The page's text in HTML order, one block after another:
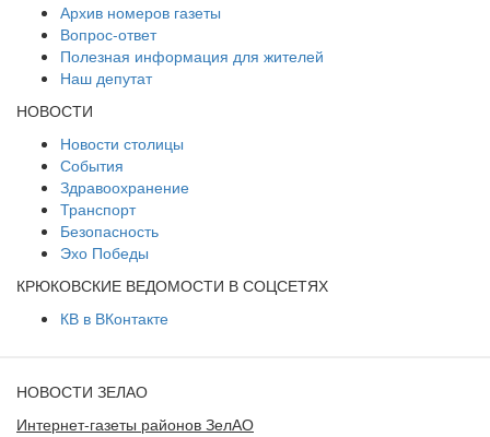
Архив номеров газеты
Вопрос-ответ
Полезная информация для жителей
Наш депутат
НОВОСТИ
Новости столицы
События
Здравоохранение
Транспорт
Безопасность
Эхо Победы
КРЮКОВСКИЕ ВЕДОМОСТИ В СОЦСЕТЯХ
КВ в ВКонтакте
НОВОСТИ ЗЕЛАО
Интернет-газеты районов ЗелАО